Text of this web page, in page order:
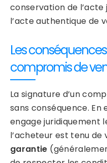
conservation de l’acte
l’acte authentique de
Les
compromis de
La signature d’un
sans conséquence.
engage juridiquement
l’acheteur est tenu de
garantie